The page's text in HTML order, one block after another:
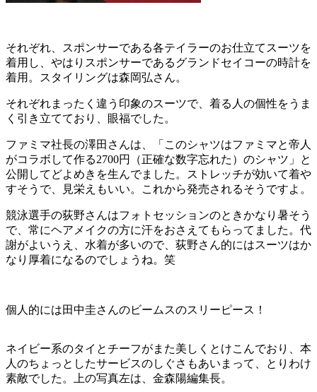
それぞれ、スポンサーである各テイラーのお仕立てスーツを
着用し、やはりスポンサーであるグランドセイコーの時計を
着用。スタイリングは森岡弘さん。
それぞれまったく違う印象のスーツで、着る人の個性をうま
く引き立てており、眼福でした。
ファミマ社長の澤田さんは、「このシャツはファミマと帝人
がコラボして作る2700円（正確な数字忘れた）のシャツ」と
公開してどよめきを生んでました。ストレッチが効いて着や
すそうで、見栄えもいい。これから発売されるそうですよ。
競泳選手の荻野さんはフォトセッションのときかなり暑そう
で、常にヘアメイクの方に汗をおさえてもらってました。代
謝がよいうえ、水着が多いので、荻野さん的にはスーツはか
なり厚着になるのでしょうね。笑
個人的には田中圭さんのビームスのスリーピース！
ネイビー系のタイとチーフがまた美しくとけこんでおり、本
人のちょっとしたサービスのしぐさもあいまって、とりわけ
素敵でした。上の写真左は、金森陽編集長。